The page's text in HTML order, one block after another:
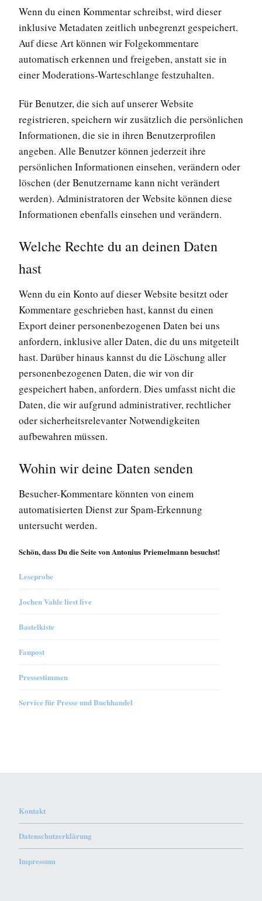
Wenn du einen Kommentar schreibst, wird dieser
inklusive Metadaten zeitlich unbegrenzt gespeichert.
Auf diese Art können wir Folgekommentare
automatisch erkennen und freigeben, anstatt sie in
einer Moderations-Warteschlange festzuhalten.
Für Benutzer, die sich auf unserer Website
registrieren, speichern wir zusätzlich die persönlichen
Informationen, die sie in ihren Benutzerprofilen
angeben. Alle Benutzer können jederzeit ihre
persönlichen Informationen einsehen, verändern oder
löschen (der Benutzername kann nicht verändert
werden). Administratoren der Website können diese
Informationen ebenfalls einsehen und verändern.
Welche Rechte du an deinen Daten
hast
Wenn du ein Konto auf dieser Website besitzt oder
Kommentare geschrieben hast, kannst du einen
Export deiner personenbezogenen Daten bei uns
anfordern, inklusive aller Daten, die du uns mitgeteilt
hast. Darüber hinaus kannst du die Löschung aller
personenbezogenen Daten, die wir von dir
gespeichert haben, anfordern. Dies umfasst nicht die
Daten, die wir aufgrund administrativer, rechtlicher
oder sicherheitsrelevanter Notwendigkeiten
aufbewahren müssen.
Wohin wir deine Daten senden
Besucher-Kommentare könnten von einem
automatisierten Dienst zur Spam-Erkennung
untersucht werden.
Schön, dass Du die Seite von Antonius Priemelmann besuchst!
Leseprobe
Jochen Vahle liest live
Bastelkiste
Fanpost
Pressestimmen
Service für Presse und Buchhandel
Kontakt
Datenschutzerklärung
Impressum